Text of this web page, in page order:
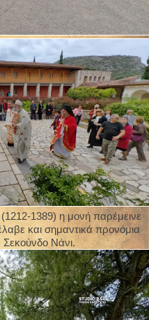
1389) η μονή παρέμεινε
και σημαντικά προνόμια
Νάνι.